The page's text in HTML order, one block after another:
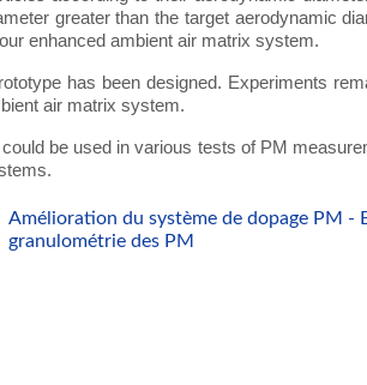
greater than the target aerodynamic
enhanced ambient air matrix system.
has been designed. Experiments
air matrix system.
be used in various tests of PM
Amélioration du système de dopage PM -
granulométrie des PM